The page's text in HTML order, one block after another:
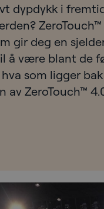
dypdykk i
ZeroTouch™
gir deg en
å være blant de
som ligger bak
av ZeroTouch™